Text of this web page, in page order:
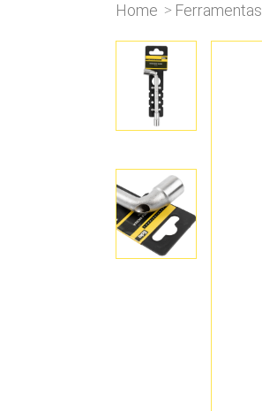
Home > Ferramentas